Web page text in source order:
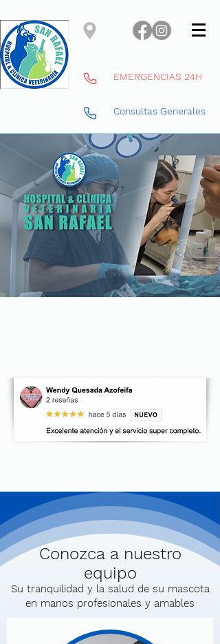
EMERGENCIAS 24H
Consultas Generales
Conozca a nuestro
equipo
Su tranquilidad y la salud de su mascota
en manos profesionales y amables